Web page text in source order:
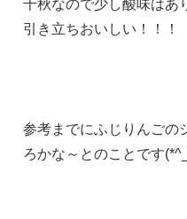
千秋なので少し酸味はあ
引き立ちおいしい！！！
参考までにふじりんごの
ろかな～とのことです